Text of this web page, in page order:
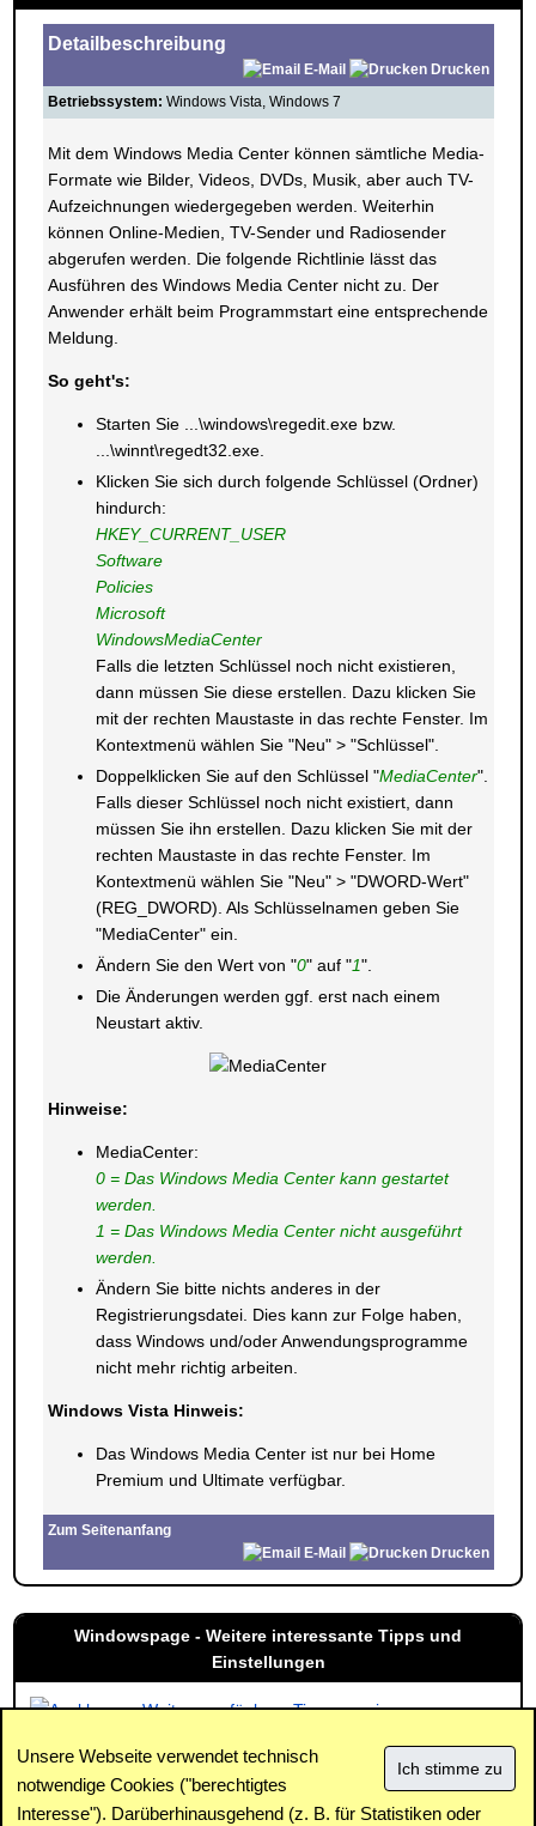
Detailbeschreibung
E-Mail
Drucken
Betriebssystem: Windows Vista, Windows 7
Mit dem Windows Media Center können sämtliche Media-
Formate wie Bilder, Videos, DVDs, Musik, aber auch TV-
Aufzeichnungen wiedergegeben werden. Weiterhin
können Online-Medien, TV-Sender und Radiosender
abgerufen werden. Die folgende Richtlinie lässt das
Ausführen des Windows Media Center nicht zu. Der
Anwender erhält beim Programmstart eine entsprechende
Meldung.
So geht's:
Starten Sie ...\windows\regedit.exe bzw.
...\winnt\regedt32.exe.
Klicken Sie sich durch folgende Schlüssel (Ordner)
hindurch:
HKEY_CURRENT_USER
Software
Policies
Microsoft
WindowsMediaCenter
Falls die letzten Schlüssel noch nicht existieren,
dann müssen Sie diese erstellen. Dazu klicken Sie
mit der rechten Maustaste in das rechte Fenster. Im
Kontextmenü wählen Sie "Neu" > "Schlüssel".
Doppelklicken Sie auf den Schlüssel "MediaCenter".
Falls dieser Schlüssel noch nicht existiert, dann
müssen Sie ihn erstellen. Dazu klicken Sie mit der
rechten Maustaste in das rechte Fenster. Im
Kontextmenü wählen Sie "Neu" > "DWORD-Wert"
(REG_DWORD). Als Schlüsselnamen geben Sie
"MediaCenter" ein.
Ändern Sie den Wert von "0" auf "1".
Die Änderungen werden ggf. erst nach einem
Neustart aktiv.
Hinweise:
MediaCenter:
0 = Das Windows Media Center kann gestartet
werden.
1 = Das Windows Media Center nicht ausgeführt
werden.
Ändern Sie bitte nichts anderes in der
Registrierungsdatei. Dies kann zur Folge haben,
dass Windows und/oder Anwendungsprogramme
nicht mehr richtig arbeiten.
Windows Vista Hinweis:
Das Windows Media Center ist nur bei Home
Premium und Ultimate verfügbar.
Zum Seitenanfang
E-Mail
Drucken
Windowspage - Weitere interessante Tipps und
Einstellungen
Weitere verfügbare Tipps anzeigen
Unsere Webseite verwendet technisch
notwendige Cookies ("berechtigtes
Interesse"). Darüberhinausgehend (z. B. für Statistiken oder
Impressum | Kontakt | Datenschutz / Cookies | SPAM /